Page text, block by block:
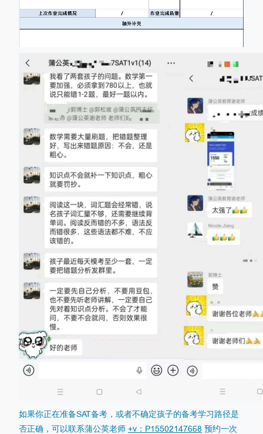
如果你正在准备SAT备考，或者不确定孩子的备考学习路径是
否正确，可以联系蒲公英老师 +v：P15502147668 预约一次